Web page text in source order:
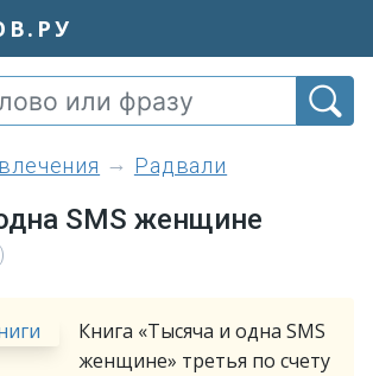
Радвали
SMS женщине
Книга «Тысяча и одна SMS
женщине» третья по счету